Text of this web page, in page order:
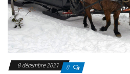
8 décembre 2021 0